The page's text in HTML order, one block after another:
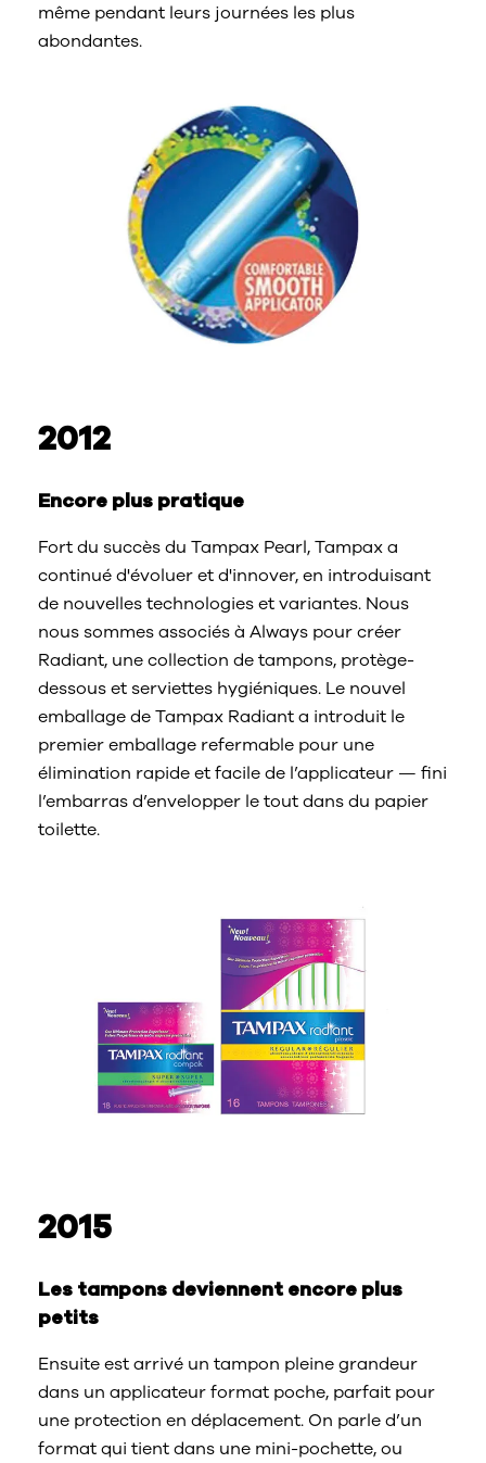
même pendant leurs journées les plus
abondantes.
2012
Encore plus pratique
Fort du succès du Tampax Pearl, Tampax a
continué d'évoluer et d'innover, en introduisant
de nouvelles technologies et variantes. Nous
nous sommes associés à Always pour créer
Radiant, une collection de tampons, protège-
dessous et serviettes hygiéniques. Le nouvel
emballage de Tampax Radiant a introduit le
premier emballage refermable pour une
élimination rapide et facile de l’applicateur — fini
l’embarras d’envelopper le tout dans du papier
toilette.
2015
Les tampons deviennent encore plus
petits
Ensuite est arrivé un tampon pleine grandeur
dans un applicateur format poche, parfait pour
une protection en déplacement. On parle d’un
format qui tient dans une mini-pochette, ou